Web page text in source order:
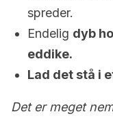
spreder.
Endelig dyb
eddike.
Lad det stå i
Det er meget